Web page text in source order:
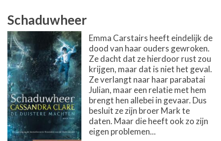
Schaduwheer
Emma Carstairs heeft eindelijk de
dood van haar ouders gewroken.
Ze dacht dat ze hierdoor rust zou
krijgen, maar dat is niet het geval.
Ze verlangt naar haar parabatai
Julian, maar een relatie met hem
brengt hen allebei in gevaar. Dus
besluit ze zijn broer Mark te
daten. Maar die heeft ook zo zijn
eigen problemen...